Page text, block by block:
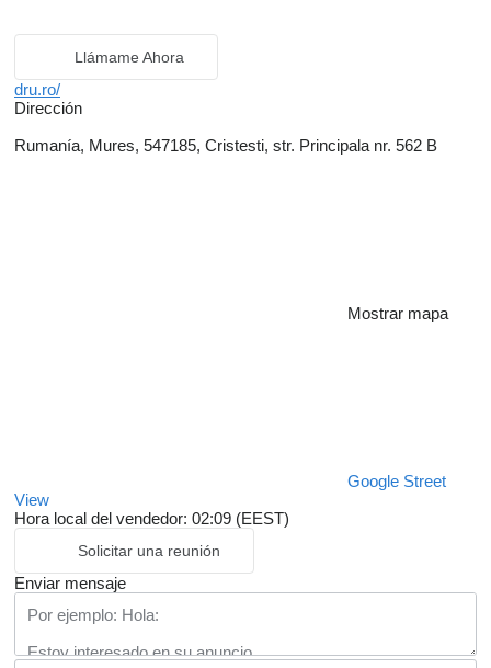
Llámame Ahora
dru.ro/
Dirección
Rumanía, Mures, 547185, Cristesti, str. Principala nr. 562 B
Mostrar mapa
Google Street
View
Hora local del vendedor: 02:09 (EEST)
Solicitar una reunión
Enviar mensaje